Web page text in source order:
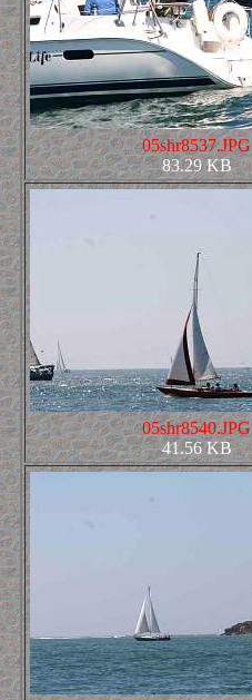
05shr8537.JPG
83.29 KB
05shr8540.JPG
41.56 KB